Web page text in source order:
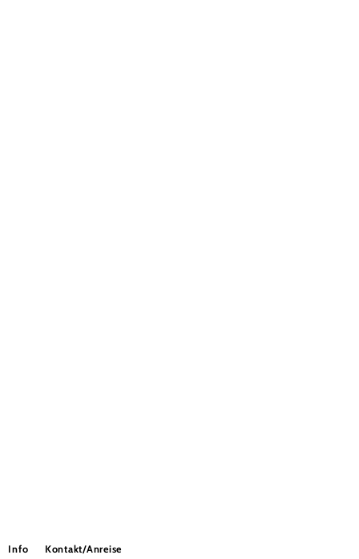
Info Kontakt/Anreise